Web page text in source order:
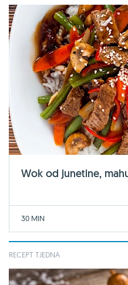
Wok od junetine,
30 MIN
RECEPT TJEDNA